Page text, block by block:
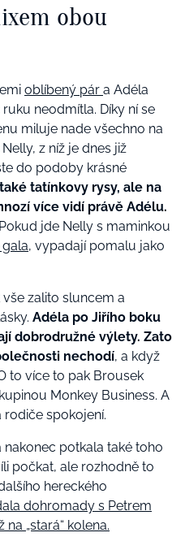
obou
oblíbený pár a Adéla
neodmítla. Díky ní se
miluje nade všechno na
z níž je dnes již
do podoby krásné
tatínkovy rysy, ale na
více vidí právě Adélu.
jde Nelly s maminkou
vypadají pomalu jako
zalito sluncem a
Adéla po Jiřího boku
dobrodružné výlety. Zato
nechodí, a když
to více to pak Brousek
Monkey Business. A
rodiče spokojení.
nakonec potkala také toho
počkat, ale rozhodně to
hereckého
dohromady s Petrem
„stará“ kolena.